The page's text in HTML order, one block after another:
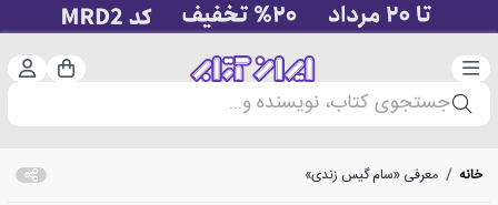
دسته‌بندی سبد
جستجوی کتاب، نویسنده و...
خانه / معرفی «سام گیس زندی»